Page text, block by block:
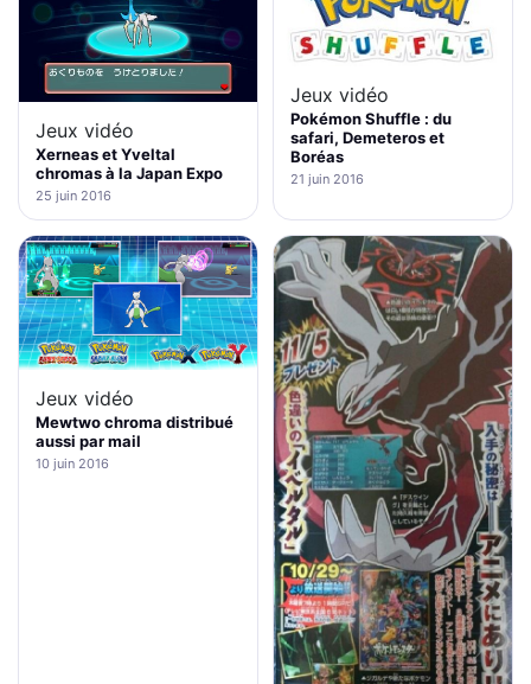
Jeux vidéo
Xerneas et Yveltal
chromas à la Japan Expo
25 juin 2016
Jeux vidéo
Pokémon Shuffle : du
safari, Demeteros et
Boréas
21 juin 2016
Jeux vidéo
Mewtwo chroma distribué
aussi par mail
10 juin 2016